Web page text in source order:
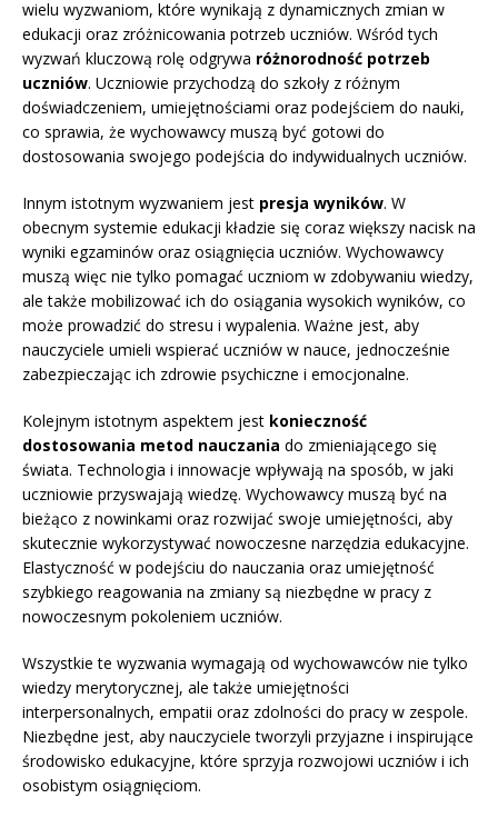
wielu wyzwaniom, które wynikają z dynamicznych zmian w
edukacji oraz zróżnicowania potrzeb uczniów. Wśród tych
wyzwań kluczową rolę odgrywa różnorodność potrzeb
uczniów. Uczniowie przychodzą do szkoły z różnym
doświadczeniem, umiejętnościami oraz podejściem do nauki,
co sprawia, że wychowawcy muszą być gotowi do
dostosowania swojego podejścia do indywidualnych uczniów.
Innym istotnym wyzwaniem jest presja wyników. W
obecnym systemie edukacji kładzie się coraz większy nacisk na
wyniki egzaminów oraz osiągnięcia uczniów. Wychowawcy
muszą więc nie tylko pomagać uczniom w zdobywaniu wiedzy,
ale także mobilizować ich do osiągania wysokich wyników, co
może prowadzić do stresu i wypalenia. Ważne jest, aby
nauczyciele umieli wspierać uczniów w nauce, jednocześnie
zabezpieczając ich zdrowie psychiczne i emocjonalne.
Kolejnym istotnym aspektem jest konieczność
dostosowania metod nauczania do zmieniającego się
świata. Technologia i innowacje wpływają na sposób, w jaki
uczniowie przyswajają wiedzę. Wychowawcy muszą być na
bieżąco z nowinkami oraz rozwijać swoje umiejętności, aby
skutecznie wykorzystywać nowoczesne narzędzia edukacyjne.
Elastyczność w podejściu do nauczania oraz umiejętność
szybkiego reagowania na zmiany są niezbędne w pracy z
nowoczesnym pokoleniem uczniów.
Wszystkie te wyzwania wymagają od wychowawców nie tylko
wiedzy merytorycznej, ale także umiejętności
interpersonalnych, empatii oraz zdolności do pracy w zespole.
Niezbędne jest, aby nauczyciele tworzyli przyjazne i inspirujące
środowisko edukacyjne, które sprzyja rozwojowi uczniów i ich
osobistym osiągnięciom.